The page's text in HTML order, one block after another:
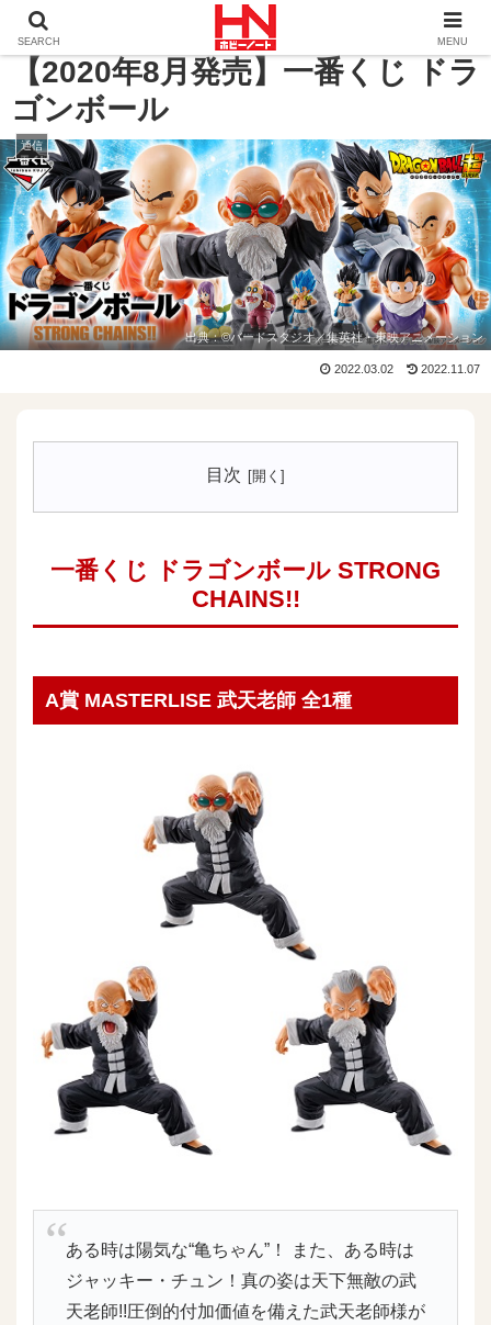
ホーム 【2020年8月発売】一番くじ ドラゴンボール
【2020年8月発売】一番くじ ドラ
ゴンボール
通信
出典：©バードスタジオ／集英社・東映アニメーション
2022.03.02 2022.11.07
目次
一番くじ ドラゴンボール STRONG
CHAINS!!
A賞 MASTERLISE 武天老師 全1種
ある時は陽気な“亀ちゃん”！ また、ある時は
ジャッキー・チュン！真の姿は天下無敵の武
天老師!!圧倒的付加価値を備えた武天老師様が
SEARCH MENU